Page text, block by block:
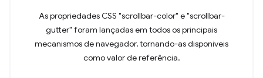
As propriedades CSS "scrollbar-color" e "scrollbar-
gutter" foram lançadas em todos os principais
mecanismos de navegador, tornando-as disponíveis
como valor de referência.